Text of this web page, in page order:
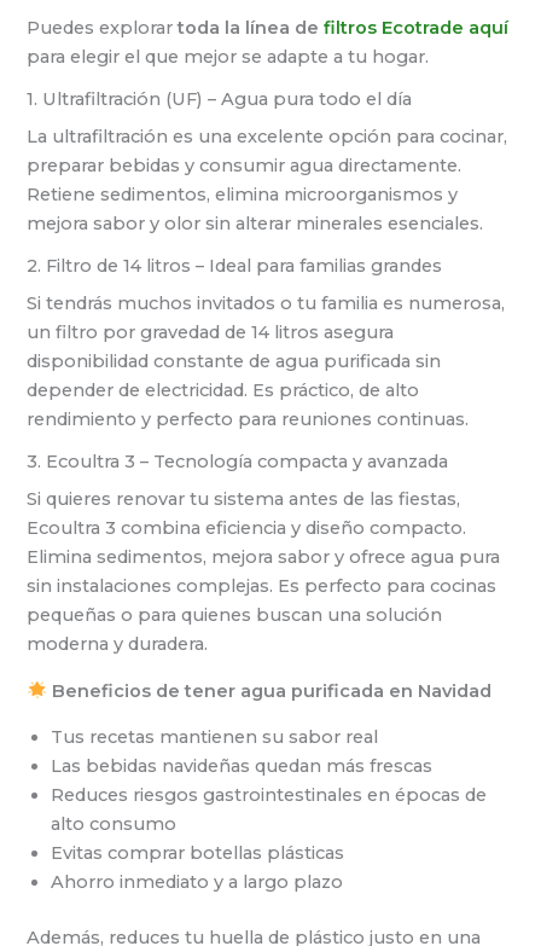
Puedes explorartoda la línea defiltros Ecotrade aquí
para elegir el que mejor se adapte a tu hogar.
1. Ultrafiltración (UF) – Agua pura todo el día
La ultrafiltración es una excelente opción para cocinar,
preparar bebidas y consumir agua directamente.
Retiene sedimentos, elimina microorganismos y
mejora sabor y olor sin alterar minerales esenciales.
2. Filtro de 14 litros – Ideal para familias grandes
Si tendrás muchos invitados o tu familia es numerosa,
un filtro por gravedad de 14 litros asegura
disponibilidad constante de agua purificada sin
depender de electricidad. Es práctico, de alto
rendimiento y perfecto para reuniones continuas.
3. Ecoultra 3 – Tecnología compacta y avanzada
Si quieres renovar tu sistema antes de las fiestas,
Ecoultra 3 combina eficiencia y diseño compacto.
Elimina sedimentos, mejora sabor y ofrece agua pura
sin instalaciones complejas. Es perfecto para cocinas
pequeñas o para quienes buscan una solución
moderna y duradera.
Beneficios de tener agua purificada en Navidad
Tus recetas mantienen su sabor real
Las bebidas navideñas quedan más frescas
Reduces riesgos gastrointestinales en épocas de
alto consumo
Evitas comprar botellas plásticas
Ahorro inmediato y a largo plazo
Además, reduces tu huella de plástico justo en una